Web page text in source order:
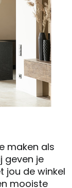
maken als
geven je
jou de winkel
mooiste